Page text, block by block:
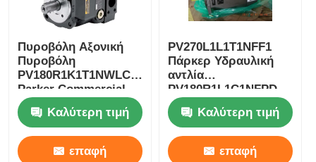
Πυροβόλη Αξονική
Πυροβόλη
PV180R1K1T1NWLC
Parker Commercial
Pumps
Καλύτερη τιμή
επαφή
PV270L1L1T1NFF1
Πάρκερ Υδραυλική
αντλία
PV180R1L1C1NFPD
PV270L1D3T1N001
Καλύτερη τιμή
επαφή